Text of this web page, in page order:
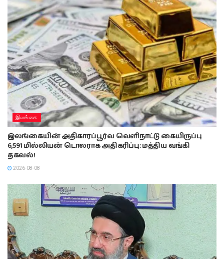
இலங்கை
இலங்கையின் அதிகாரப்பூர்வ வெளிநாட்டு கையிருப்பு
6,591 மில்லியன் டொலராக அதிகரிப்பு: மத்திய வங்கி
தகவல்!
2026-08-08